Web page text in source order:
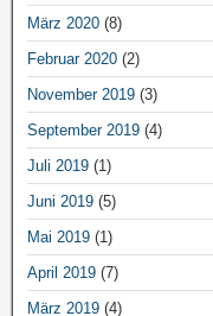
März 2020 (8)
Februar 2020 (2)
November 2019 (3)
September 2019 (4)
Juli 2019 (1)
Juni 2019 (5)
Mai 2019 (1)
April 2019 (7)
März 2019 (4)